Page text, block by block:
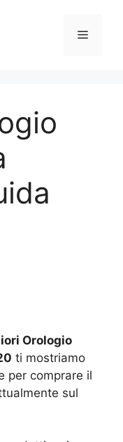
Menu
Orologio
ti mostriamo
per comprare il
sul